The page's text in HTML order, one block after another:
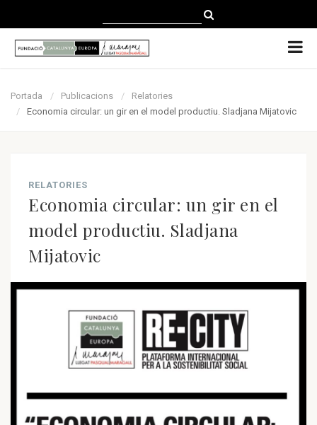
ENGLISH
Portada Publicacions
Relatories
Economia circular: un gir en el model productiu. Sladjana Mijatovic
RELATORIES
Economia circular: un gir en el
model productiu. Sladjana
Mijatovic